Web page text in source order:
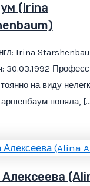
(Irina
Irina
30.03.1992
на виду
поняла,